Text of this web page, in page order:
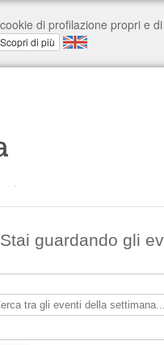
Stai guardando gli